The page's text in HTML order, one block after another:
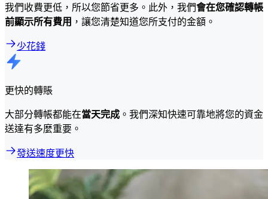
我們收費更低，所以您節省更多。此外，我們會在您確認轉帳
前顯示所有費用 ，讓您清楚知道您所支付的金額。
少花錢
更快的轉賬
大部分轉帳都能在當天完成 。我們深知快速可靠地將您的資金
送達有多麼重要。
發送速度更快